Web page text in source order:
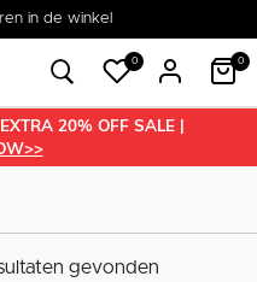
vanaf €50
in huis
in de winkel
Member Club!
0 0
20% OFF SALE |
gevonden